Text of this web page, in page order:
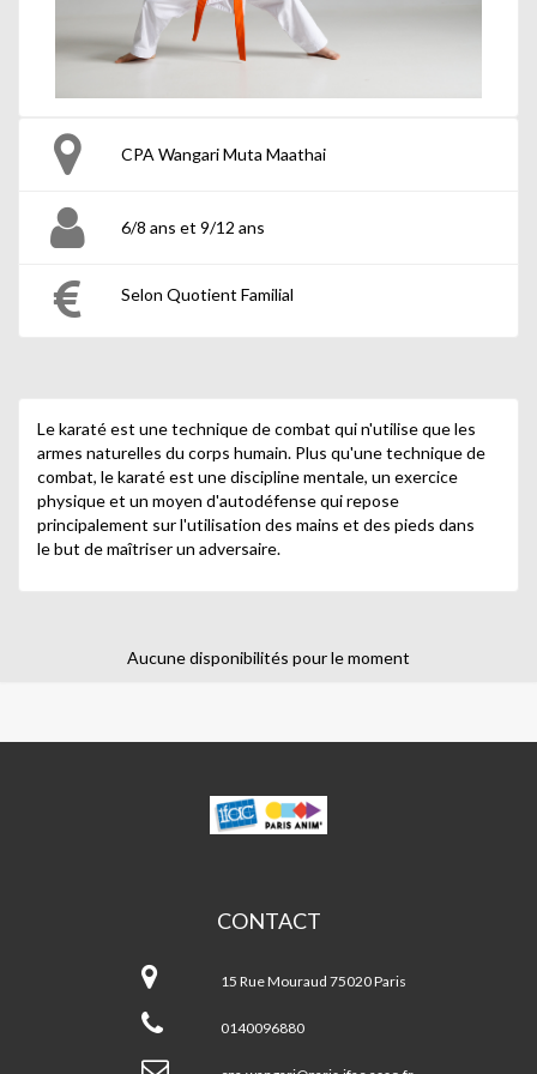
CPA Wangari Muta Maathai
6/8 ans et 9/12 ans
Selon Quotient Familial
Le karaté est une technique de combat qui n'utilise que les
armes naturelles du corps humain. Plus qu'une technique de
combat, le karaté est une discipline mentale, un exercice
physique et un moyen d'autodéfense qui repose
principalement sur l'utilisation des mains et des pieds dans
le but de maîtriser un adversaire.
Aucune disponibilités pour le moment
WANGARI
MUTA
CONTACT
Muta
MAATHAI
15 Rue Mouraud 75020 Paris
0140096880